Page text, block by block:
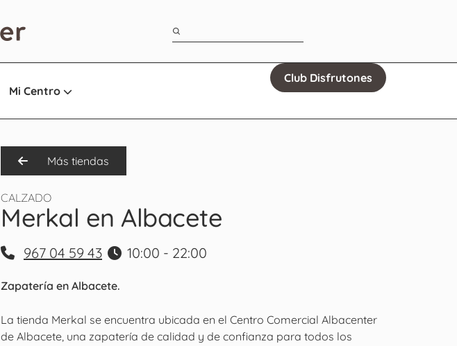
Mi Centro
Club Disfrutones
Más tiendas
CALZADO
Merkal en Albacete
967 04 59 43 10:00 - 22:00
Zapatería en Albacete.
La tienda Merkal se encuentra ubicada en el Centro Comercial Albacenter
de Albacete, una zapatería de calidad y de confianza para todos los